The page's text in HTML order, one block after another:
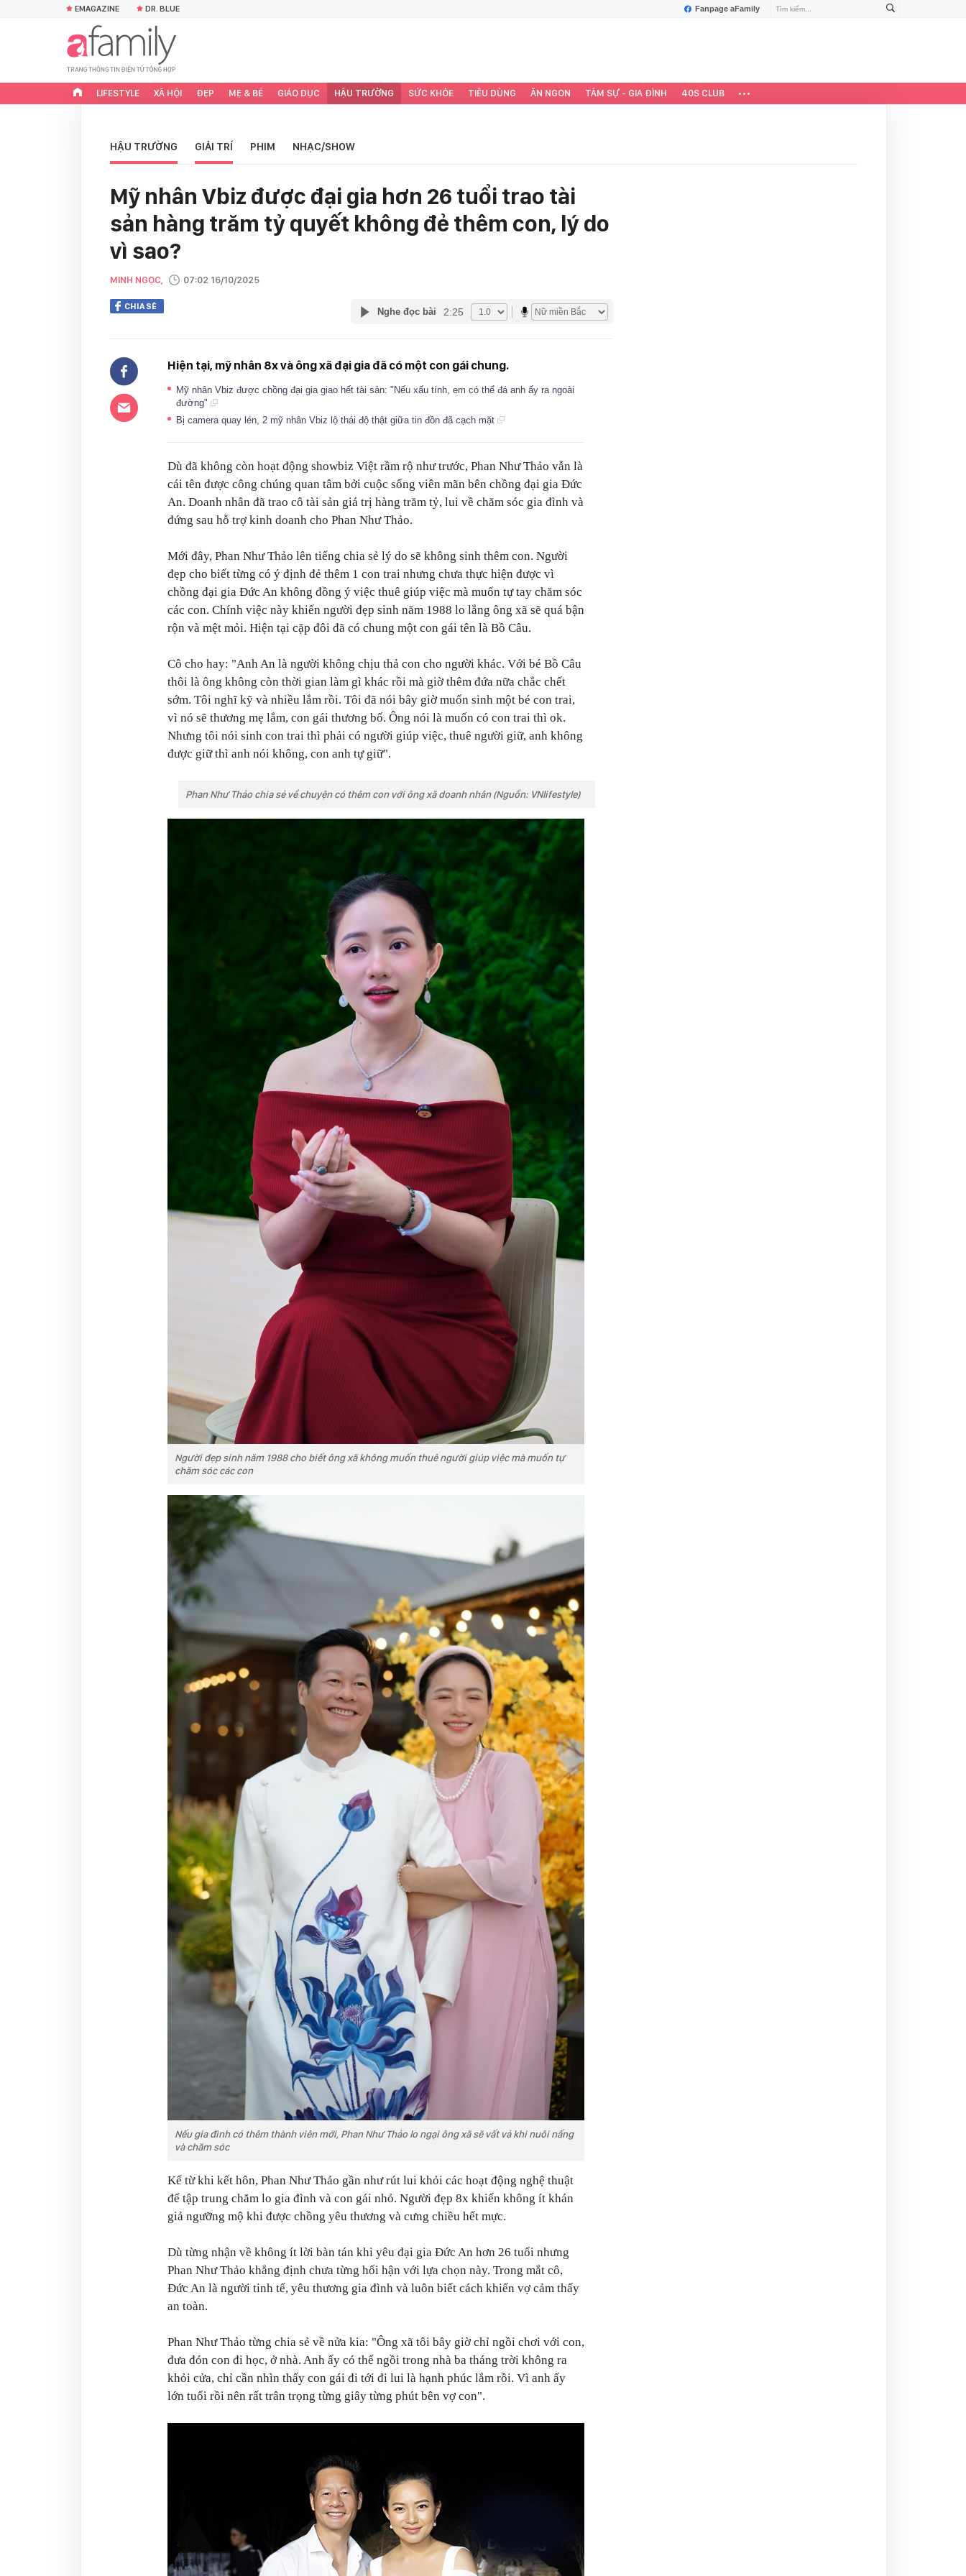
Fanpage aFamily
EMAGAZINE DR. BLUE
LIFESTYLE XÃ HỘI ĐẸP MẸ & BÉ GIÁO DỤC HẬU TRƯỜNG SỨC KHỎE TIÊU DÙNG ĂN NGON TÂM SỰ - GIA ĐÌNH 40S CLUB
HẬU TRƯỜNG GIẢI TRÍ PHIM NHẠC/SHOW
Mỹ nhân Vbiz được đại gia hơn 26 tuổi trao tài
sản hàng trăm tỷ quyết không đẻ thêm con, lý do
vì sao?
MINH NGỌC, 07:02 16/10/2025
CHIA SẺ Nghe đọc bài 2:25
Hiện tại, mỹ nhân 8x và ông xã đại gia đã có một con gái chung.
Mỹ nhân Vbiz được chồng đại gia giao hết tài sản: "Nếu xấu tính, em có thể đá anh ấy ra ngoài
đường"
Bị camera quay lén, 2 mỹ nhân Vbiz lộ thái độ thật giữa tin đồn đã cạch mặt
Dù đã không còn hoạt động showbiz Việt rầm rộ như trước, Phan Như Thảo vẫn là
cái tên được công chúng quan tâm bởi cuộc sống viên mãn bên chồng đại gia Đức
An. Doanh nhân đã trao cô tài sản giá trị hàng trăm tỷ, lui về chăm sóc gia đình và
đứng sau hỗ trợ kinh doanh cho Phan Như Thảo.
Mới đây, Phan Như Thảo lên tiếng chia sẻ lý do sẽ không sinh thêm con. Người
đẹp cho biết từng có ý định đẻ thêm 1 con trai nhưng chưa thực hiện được vì
chồng đại gia Đức An không đồng ý việc thuê giúp việc mà muốn tự tay chăm sóc
các con. Chính việc này khiến người đẹp sinh năm 1988 lo lắng ông xã sẽ quá bận
rộn và mệt mỏi. Hiện tại cặp đôi đã có chung một con gái tên là Bồ Câu.
Cô cho hay: "Anh An là người không chịu thả con cho người khác. Với bé Bồ Câu
thôi là ông không còn thời gian làm gì khác rồi mà giờ thêm đứa nữa chắc chết
sớm. Tôi nghĩ kỹ và nhiều lắm rồi. Tôi đã nói bây giờ muốn sinh một bé con trai,
vì nó sẽ thương mẹ lắm, con gái thương bố. Ông nói là muốn có con trai thì ok.
Nhưng tôi nói sinh con trai thì phải có người giúp việc, thuê người giữ, anh không
được giữ thì anh nói không, con anh tự giữ".
Phan Như Thảo chia sẻ về chuyện có thêm con với ông xã doanh nhân (Nguồn: VNlifestyle)
Người đẹp sinh năm 1988 cho biết ông xã không muốn thuê người giúp việc mà muốn tự
chăm sóc các con
Nếu gia đình có thêm thành viên mới, Phan Như Thảo lo ngại ông xã sẽ vất vả khi nuôi nấng
và chăm sóc
Kể từ khi kết hôn, Phan Như Thảo gần như rút lui khỏi các hoạt động nghệ thuật
để tập trung chăm lo gia đình và con gái nhỏ. Người đẹp 8x khiến không ít khán
giả ngưỡng mộ khi được chồng yêu thương và cưng chiều hết mực.
Dù từng nhận về không ít lời bàn tán khi yêu đại gia Đức An hơn 26 tuổi nhưng
Phan Như Thảo khẳng định chưa từng hối hận với lựa chọn này. Trong mắt cô,
Đức An là người tinh tế, yêu thương gia đình và luôn biết cách khiến vợ cảm thấy
an toàn.
Phan Như Thảo từng chia sẻ về nửa kia: "Ông xã tôi bây giờ chỉ ngồi chơi với con,
đưa đón con đi học, ở nhà. Anh ấy có thể ngồi trong nhà ba tháng trời không ra
khỏi cửa, chỉ cần nhìn thấy con gái đi tới đi lui là hạnh phúc lắm rồi. Vì anh ấy
lớn tuổi rồi nên rất trân trọng từng giây từng phút bên vợ con".